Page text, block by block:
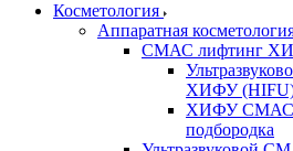
Косметология
Аппаратная
СМАС лифтинг
ХИФУ
ХИФУ СМАС
подбородка